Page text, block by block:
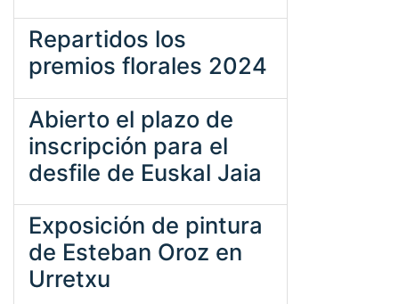
Repartidos los
premios florales 2024
Abierto el plazo de
inscripción para el
desfile de Euskal Jaia
Exposición de pintura
de Esteban Oroz en
Urretxu